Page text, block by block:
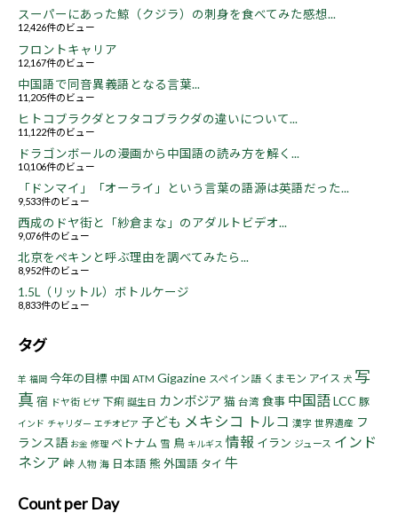
スーパーにあった鯨（クジラ）の刺身を食べてみた感想...
12,426件のビュー
フロントキャリア
12,167件のビュー
中国語で同音異義語となる言葉...
11,205件のビュー
ヒトコブラクダとフタコブラクダの違いについて...
11,122件のビュー
ドラゴンボールの漫画から中国語の読み方を解く...
10,106件のビュー
「ドンマイ」「オーライ」という言葉の語源は英語だった...
9,533件のビュー
西成のドヤ街と「紗倉まな」のアダルトビデオ...
9,076件のビュー
北京をペキンと呼ぶ理由を調べてみたら...
8,952件のビュー
1.5L（リットル）ボトルケージ
8,833件のビュー
タグ
羊 福岡 今年の目標 中国 ATM Gigazine スペイン語 くまモン アイス 犬 写
真 宿 ドヤ街 ビザ 下痢 誕生日 カンボジア 猫 台湾 食事 中国語LCC 豚
インド チャリダー エチオピア 子ども メキシコ トルコ 漢字 世界遺産 フ
ランス語 お金 修理 ベトナム 雪 鳥 キルギス 情報 イラン ジュース インド
ネシア 峠 人物 海 日本語 熊 外国語 タイ 牛
Count per Day